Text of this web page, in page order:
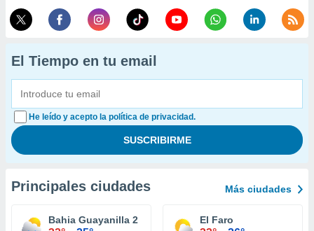
El Tiempo en tu email
He leído y acepto la política de privacidad.
Principales ciudades Más ciudades
Bahia Guayanilla 2 El Faro